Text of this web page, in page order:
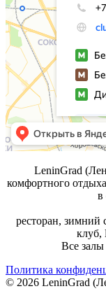
LeninGrad
комфортного
в
ресторан, зимний
клуб,
Все
Политика
© 2026 LeninGrad